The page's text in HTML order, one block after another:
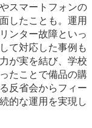
スマートフォンの
したことも。運用
ンター故障といっ
て対応した事例も
が実を結び、学校
たことで備品の購
反省会からフィー
的な運用を実現し